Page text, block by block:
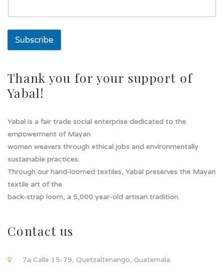
í
e
o
l
a
Subscribe
Thank you for your support of
Yabal!
Yabal is a fair trade social enterprise dedicated to the
empowerment of Mayan
women weavers through ethical jobs and environmentally
sustainable practices.
Through our hand-loomed textiles, Yabal preserves the Mayan
textile art of the
back-strap loom, a 5,000 year-old artisan tradition.
Contact us
7a Calle 15-79, Quetzaltenango, Guatemala.